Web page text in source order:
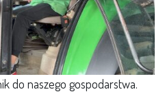
do naszego gospodarstwa.